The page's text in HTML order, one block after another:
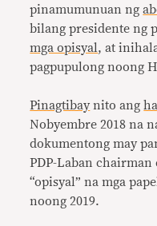
pinamumunuan ng
bilang presidente ng
mga opisyal , at
pagpupulong noong
Pinagtibay nito ang
Nobyembre 2018 na
dokumentong may
PDP-Laban
“opisyal” na mga
noong 2019.